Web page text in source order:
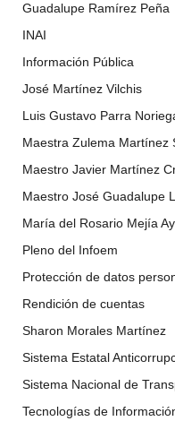
Guadalupe Ramírez Peña
INAI
Información Pública
José Martínez Vilchis
Luis Gustavo Parra
Maestra Zulema Martínez
Maestro Javier Martínez
Maestro José Guadalupe
María del Rosario Mejía
Pleno del Infoem
Protección de datos
Rendición de cuentas
Sharon Morales Martínez
Sistema Estatal
Sistema Nacional de
Tecnologías de